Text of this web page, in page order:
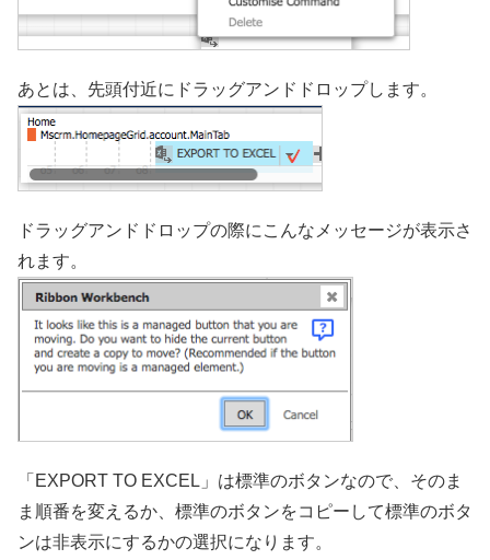
あとは、先頭付近にドラッグアンドドロップします。
ドラッグアンドドロップの際にこんなメッセージが表示さ
れます。
「EXPORT TO EXCEL」は標準のボタンなので、そのま
ま順番を変えるか、標準のボタンをコピーして標準のボタ
ンは非表示にするかの選択になります。